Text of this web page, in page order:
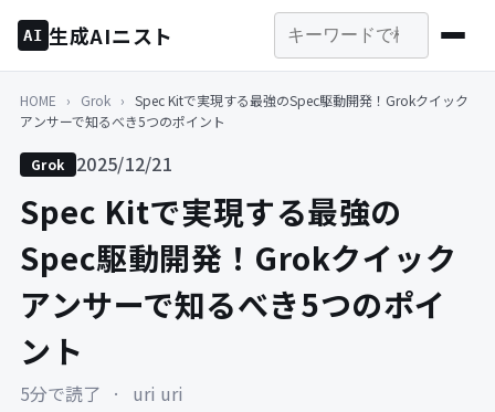
AI 生成AIニスト
HOME › Grok › Spec Kitで実現する最強のSpec駆動開発！Grokクイック
アンサーで知るべき5つのポイント
Grok 2025/12/21
Spec Kitで実現する最強の
Spec駆動開発！Grokクイック
アンサーで知るべき5つのポイ
ント
5分で読了 · uri uri